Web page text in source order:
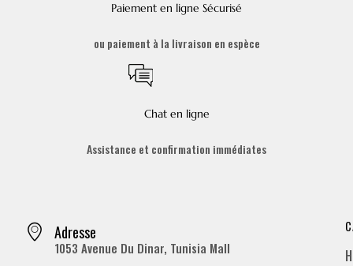
Paiement en ligne Sécurisé
ou paiement à la livraison en espèce
Chat en ligne
Assistance et confirmation immédiates
Adresse
1053 Avenue Du Dinar, Tunisia Mall